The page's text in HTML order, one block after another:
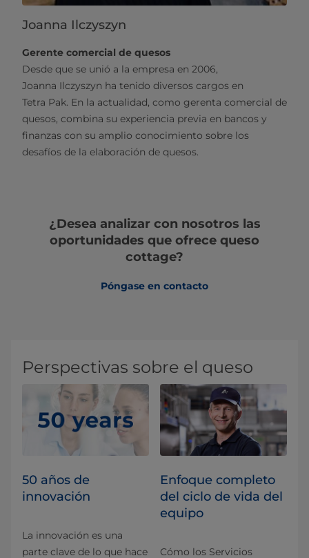
Joanna Ilczyszyn
Gerente comercial de quesos
Desde que se unió a la empresa en 2006,
Joanna Ilczyszyn ha tenido diversos cargos en
Tetra Pak. En la actualidad, como gerenta comercial de
quesos, combina su experiencia previa en bancos y
finanzas con su amplio conocimiento sobre los
desafíos de la elaboración de quesos.
¿Desea analizar con nosotros las
oportunidades que ofrece queso
cottage?
Póngase en contacto
Perspectivas sobre el queso
50 años de
innovación
La innovación es una
parte clave de lo que hace
Enfoque completo
del ciclo de vida del
equipo
Cómo los Servicios